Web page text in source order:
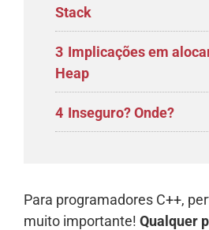
Stack
3 Implicações em
Heap
4 Inseguro? Onde?
Para programadores C++,
muito importante! Qualquer